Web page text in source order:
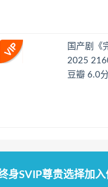
国产剧《
2025
豆瓣 6.0
身SVIP尊贵选择加